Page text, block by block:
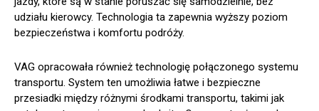
udziału kierowcy. Technologia ta zapewnia wyższy poziom
bezpieczeństwa i komfortu podróży.
VAG opracowała również technologię połączonego systemu
transportu. System ten umożliwia łatwe i bezpieczne
przesiadki między różnymi środkami transportu, takimi jak